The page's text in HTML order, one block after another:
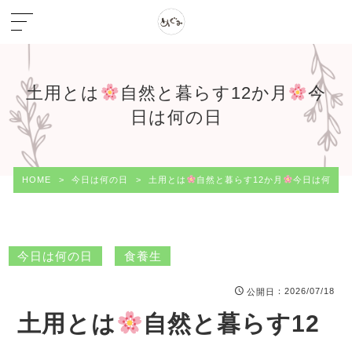
土用とは 自然と暮らす12か月
今
日は何の日
HOME > 今日は何の日 > 土用とは 自然と暮らす12か月 今日は何の日
今日は何の日 食養生
公開日 ：2026/07/18
土用とは
自然と暮らす12